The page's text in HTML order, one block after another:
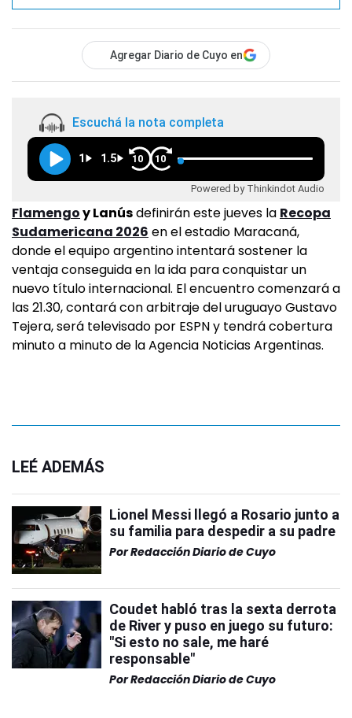
Agregar Diario de Cuyo en
Escuchá la nota completa
1 1.5 10 10
Powered by Thinkindot Audio
Flamengoy Lanúsdefinirán este jueves la Recopa
Sudamericana 2026 en el estadio Maracaná,
donde el equipo argentino intentará sostener la
ventaja conseguida en la ida para conquistar un
nuevo título internacional. El encuentro comenzará a
las 21.30, contará con arbitraje del uruguayo Gustavo
Tejera, será televisado por ESPN y tendrá cobertura
minuto a minuto de la Agencia Noticias Argentinas.
LEÉ ADEMÁS
Lionel Messi llegó a Rosario junto a
su familia para despedir a su padre
PorRedacción Diario de Cuyo
Coudet habló tras la sexta derrota
de River y puso en juego su futuro:
"Si esto no sale, me haré
responsable"
PorRedacción Diario de Cuyo